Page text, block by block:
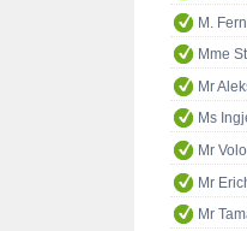
M.
Mme
Mr
Ms
Mr
Mr
Mr